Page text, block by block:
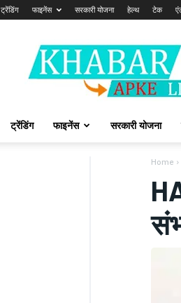
ट्रेंडिंग फाइनेंस सरकारी योजना हेल्थ टेक
ट्रेंडिंग फाइनेंस सरकारी योजना
Home